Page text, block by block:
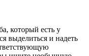
который есть у
выделиться и надеть